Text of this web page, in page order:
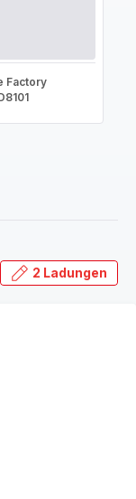
Factory
2 Ladungen